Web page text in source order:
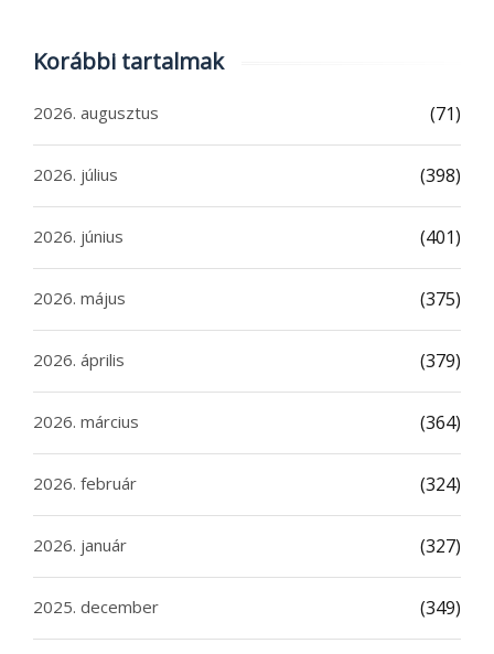
Korábbi tartalmak
2026. augusztus (71)
2026. július (398)
2026. június (401)
2026. május (375)
2026. április (379)
2026. március (364)
2026. február (324)
2026. január (327)
2025. december (349)